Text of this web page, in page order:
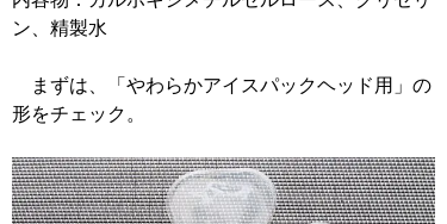
ン、精製水
まずは、「やわらかアイスパックヘッド用」の
形をチェック。